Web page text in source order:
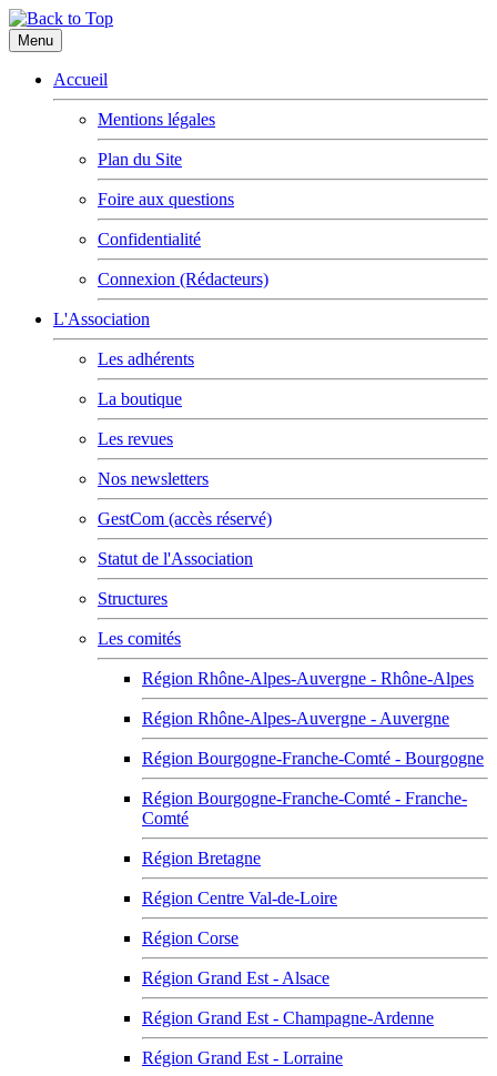
Menu
Accueil
Mentions légales
Plan du Site
Foire aux questions
Confidentialité
Connexion (Rédacteurs)
L'Association
Les adhérents
La boutique
Les revues
Nos newsletters
GestCom (accès réservé)
Statut de l'Association
Structures
Les comités
Région Rhône-Alpes-Auvergne - Rhône-Alpes
Région Rhône-Alpes-Auvergne - Auvergne
Région Bourgogne-Franche-Comté - Bourgogne
Région Bourgogne-Franche-Comté - Franche-
Comté
Région Bretagne
Région Centre Val-de-Loire
Région Corse
Région Grand Est - Alsace
Région Grand Est - Champagne-Ardenne
Région Grand Est - Lorraine